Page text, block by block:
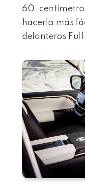
60
hacerla más
delanteros Full